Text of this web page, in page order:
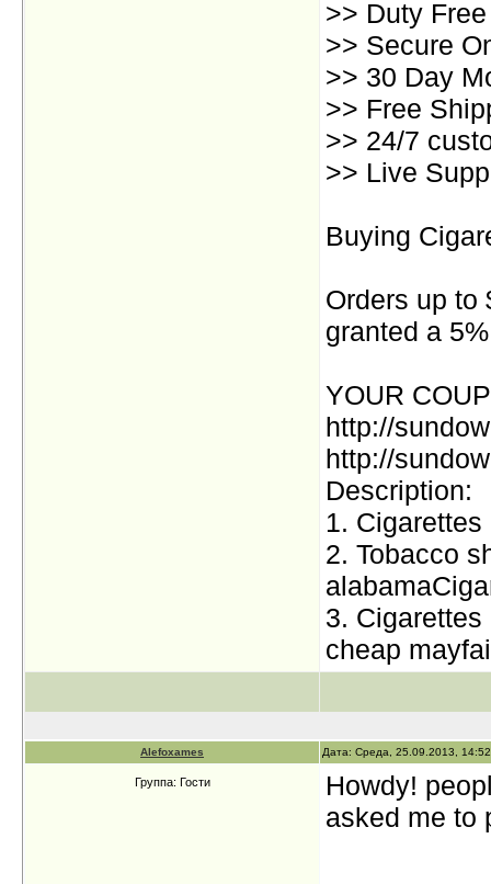
>> Duty
>> Secure
>> 30 Day
>> Free
>> 24/7
>> Live
Buying
Orders up to
granted a
YOUR
http://
http://
Description:
1.
2. Tobacco
3.
cheap
Alefoxames Дата: Среда, 25.09.2013,
Группа: Гости
Howdy!
asked me to